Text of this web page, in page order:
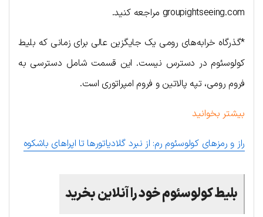
groupightseeing.com مراجعه کنید.
*گذرگاه خرابه‌های رومی یک جایگزین عالی برای زمانی که بلیط
کولوسئوم در دسترس نیست. این قسمت شامل دسترسی به
فروم رومی، تپه پالاتین و فروم امپراتوری است.
بیشتر بخوانید
راز و رمزهای کولوسئوم رم: از نبرد گلادیاتورها تا اپراهای باشکوه
بلیط کولوسئوم خود را آنلاین بخرید